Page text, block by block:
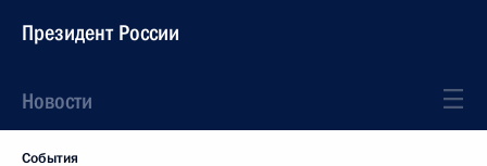
Президент России
Новости
События